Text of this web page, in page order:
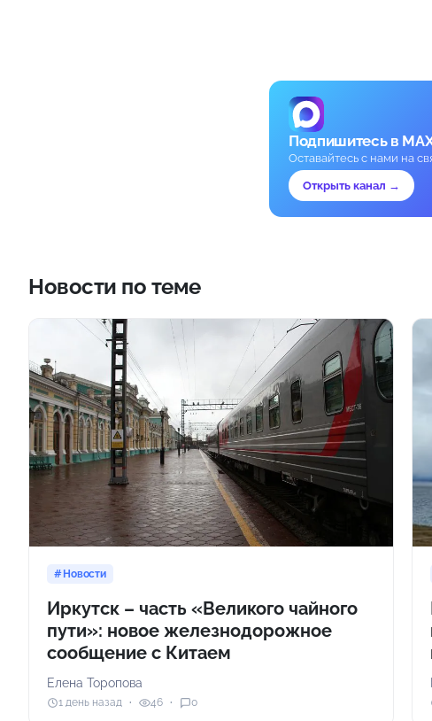
Подпишитесь в
Оставайтесь с нами на
Открыть канал →
Новости по теме
Новости
Иркутск – часть «Великого чайного
пути»: новое железнодорожное
сообщение с Китаем
Елена Торопова
1 день назад 46 0